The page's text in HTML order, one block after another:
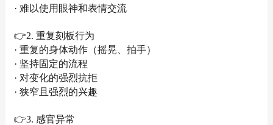
· 难以使用眼神和表情交流
👉2. 重复刻板行为
· 重复的身体动作（摇晃、拍手）
· 坚持固定的流程
· 对变化的强烈抗拒
· 狭窄且强烈的兴趣
👉3. 感官异常